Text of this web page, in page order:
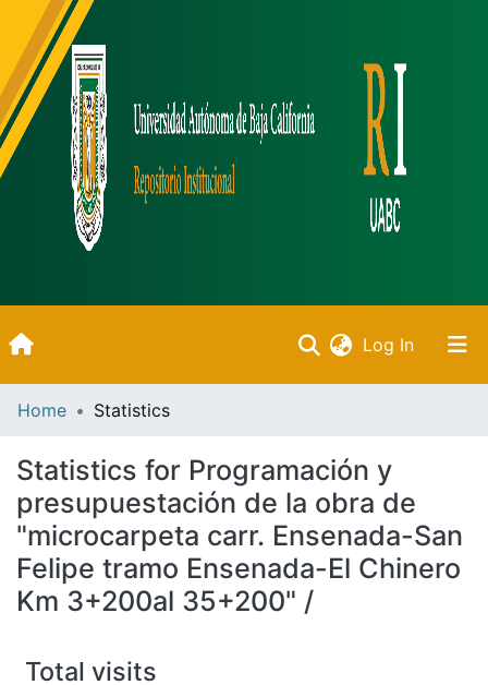
Log In(current)
All of DSpace
Bibliotecas
Home Statistics
Statistics for Programación y
presupuestación de la obra de
"microcarpeta carr. Ensenada-San
Felipe tramo Ensenada-El Chinero
Km 3+200al 35+200" /
Total visits